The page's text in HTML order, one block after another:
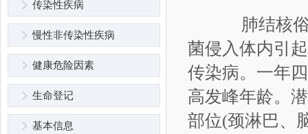
传染性疾病
慢性非传染性疾病
健康危险因素
生命登记
基本信息
肺结核俗
菌侵入体内引
传染病。一年
高发峰年龄。
部位(颈淋巴、